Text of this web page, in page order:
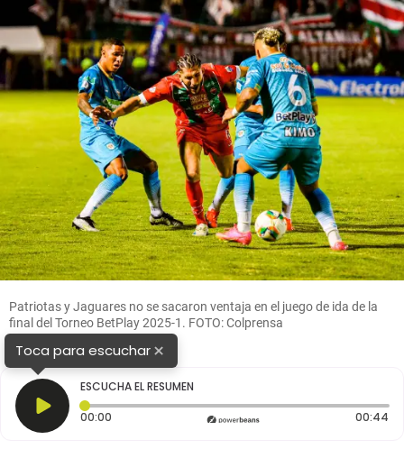
Patriotas y Jaguares no se sacaron ventaja en el juego de ida de la
final del Torneo BetPlay 2025-1. FOTO: Colprensa
Toca para escuchar×
ESCUCHA EL RESUMEN
00:00 Tiempo transcurrido: 0 segundos 00:44